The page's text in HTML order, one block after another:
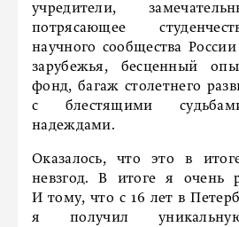
учредители,
потрясающее
научного сообщества
зарубежья, бесценный
фонд, багаж столетнего
с блестящими
надеждами.
Оказалось, что это в
невзгод. В итоге я очень
И тому, что с 16 лет в
я получил